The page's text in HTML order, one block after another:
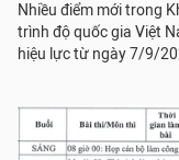
Nhiều điểm mới trong
trình độ quốc gia Việt
hiệu lực từ ngày 7/9/